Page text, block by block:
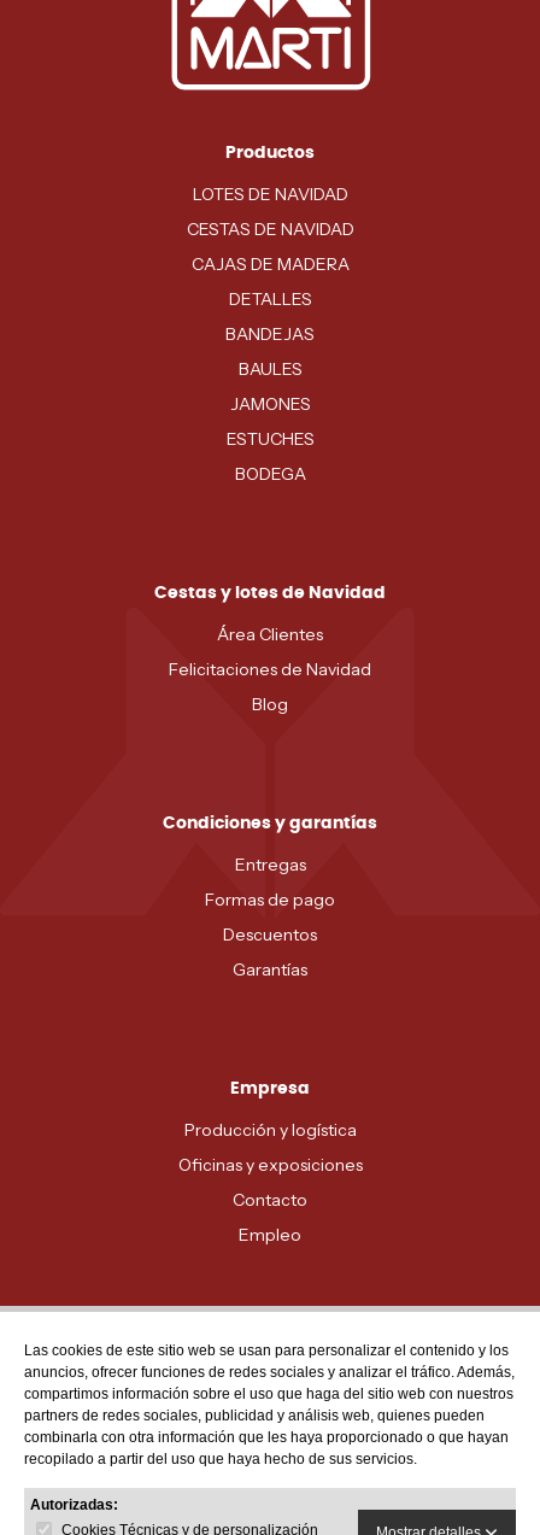
Productos
LOTES DE NAVIDAD
CESTAS DE NAVIDAD
CAJAS DE MADERA
DETALLES
BANDEJAS
BAULES
JAMONES
ESTUCHES
BODEGA
Cestas y lotes de Navidad
Área Clientes
Felicitaciones de Navidad
Blog
Condiciones y garantías
Entregas
Formas de pago
Descuentos
Garantías
Empresa
Producción y logística
Oficinas y exposiciones
Contacto
Empleo
Atención al cliente
MADRID - 91 678 70 70
BARCELONA - 93 635 28 28
VALENCIA - 96 159 71 61
Las cookies de este sitio web se usan para personalizar el contenido y los
anuncios, ofrecer funciones de redes sociales y analizar el tráfico. Además,
compartimos información sobre el uso que haga del sitio web con nuestros
partners de redes sociales, publicidad y análisis web, quienes pueden
combinarla con otra información que les haya proporcionado o que hayan
recopilado a partir del uso que haya hecho de sus servicios.
Autorizadas:
Cookies Técnicas y de personalización